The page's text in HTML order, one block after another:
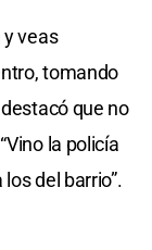
y veas
tomando
que no
la policía
del barrio”.